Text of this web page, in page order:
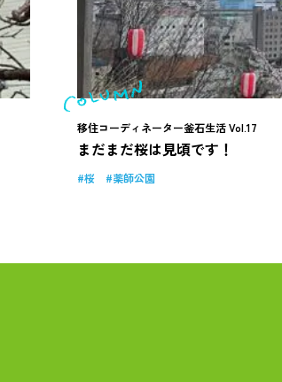
移住コーディネーター釜石生活 Vol.17
まだまだ桜は見頃です！
桜 薬師公園